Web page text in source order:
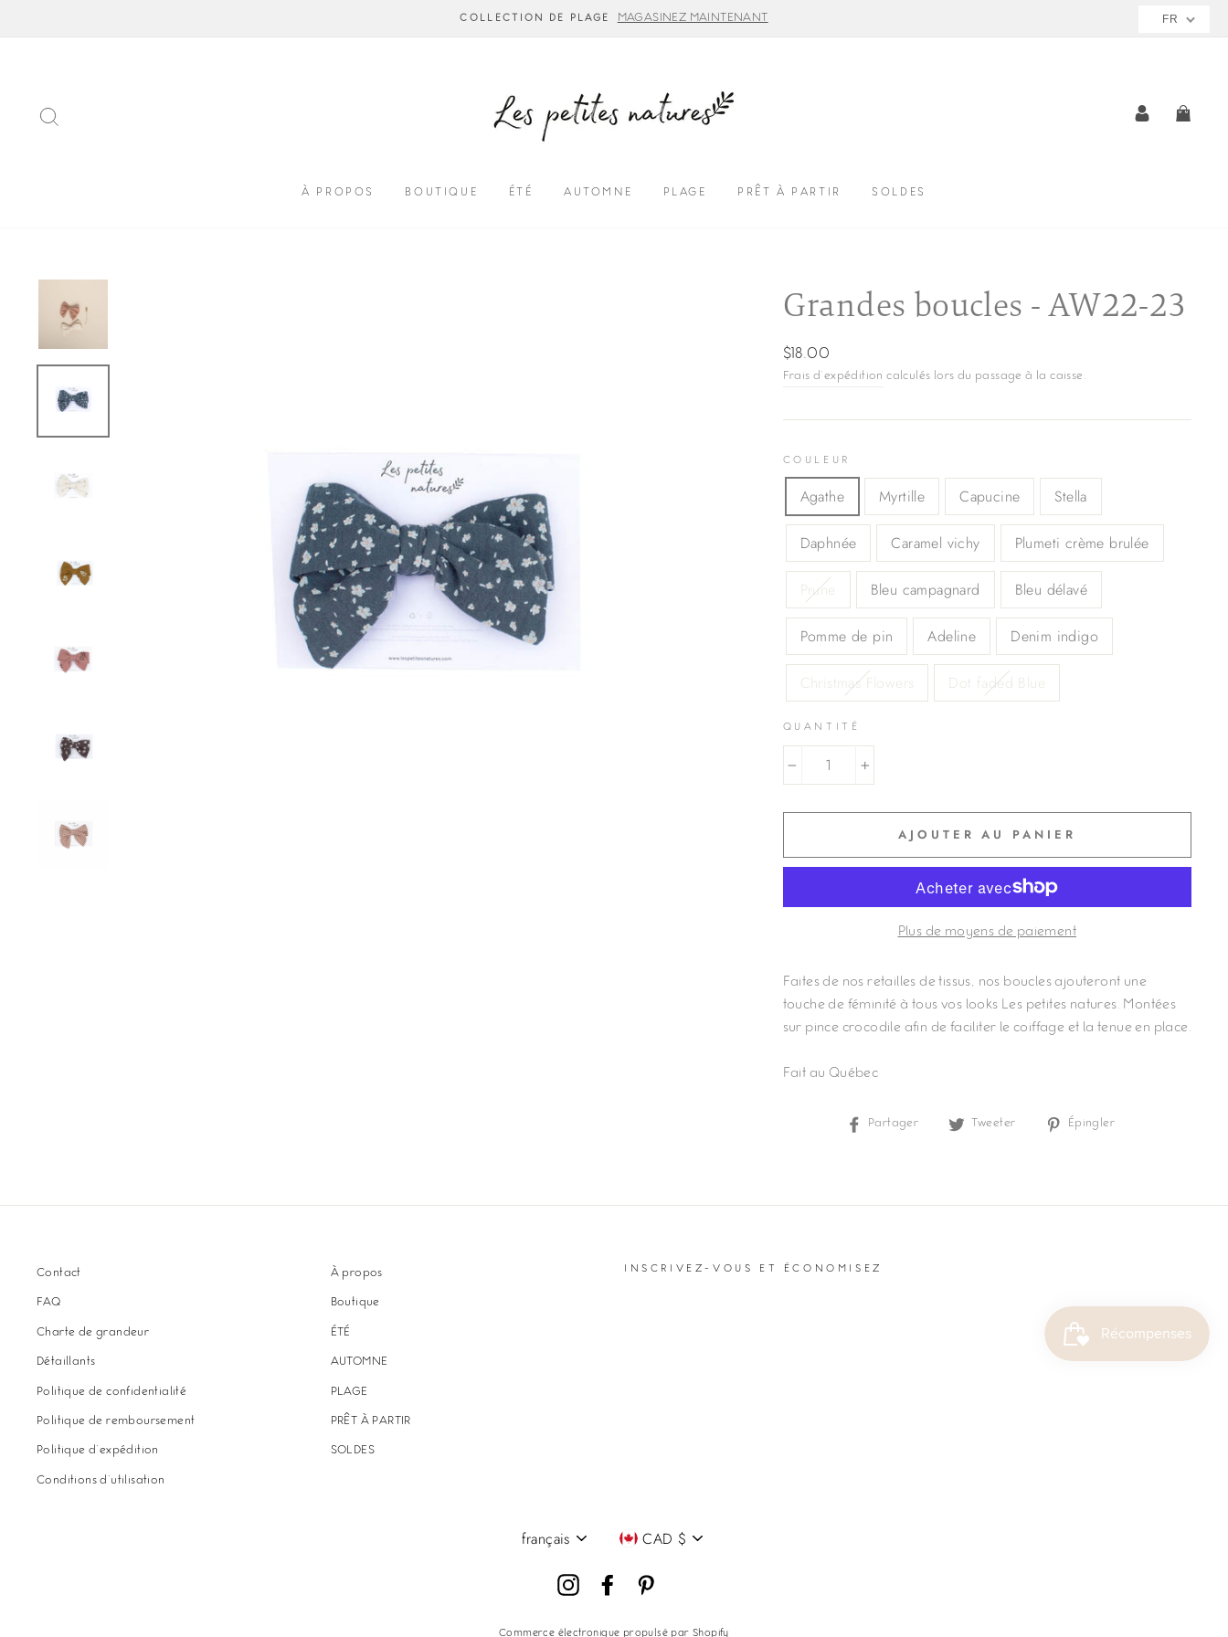
COLLECTION DE PLAGE MAGASINEZ MAINTENANT
SE
À PROPOS BOUTIQUE ÉTÉ AUTOMNE PLAGE PRÊT À PARTIR SOLDES
Grandes boucles - AW22-23
Prix
régulier
$18.00
Frais d'expédition calculés lors du passage à la caisse.
COULEUR
Agathe Myrtille Capucine Stella
Daphnée Caramel vichy Plumeti crème brulée
Prune Bleu campagnard Bleu délavé
Pomme de pin Adeline Denim indigo
Christmas Flowers Dot faded Blue
QUANTITÉ
+
AJOUTER AU PANIER
Plus de moyens de paiement
Faites de nos retailles de tissus, nos boucles ajouteront une
touche de féminité à tous vos looks Les petites natures. Montées
sur pince crocodile afin de faciliter le coiffage et la tenue en place.
Fait au Québec
Partager
PartagerTweeter
TweeterÉpingler
Contact
FAQ
Charte de grandeur
Détaillants
Politique de confidentialité
Politique de remboursement
Politique d'expédition
Conditions d'utilisation
À propos
Boutique
ÉTÉ
AUTOMNE
PLAGE
PRÊT À PARTIR
SOLDES
INSCRIVEZ-VOUS ET ÉCONOMISEZ
Langue
français Devise
CAD $
InstagramFacebook
Commerce électronique propulsé par Shopify
FR